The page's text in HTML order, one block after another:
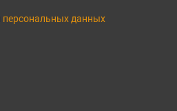
персональных данных